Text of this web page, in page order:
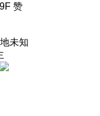
9F 赞
未知